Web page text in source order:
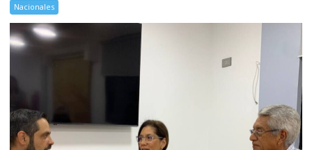
Nacionales